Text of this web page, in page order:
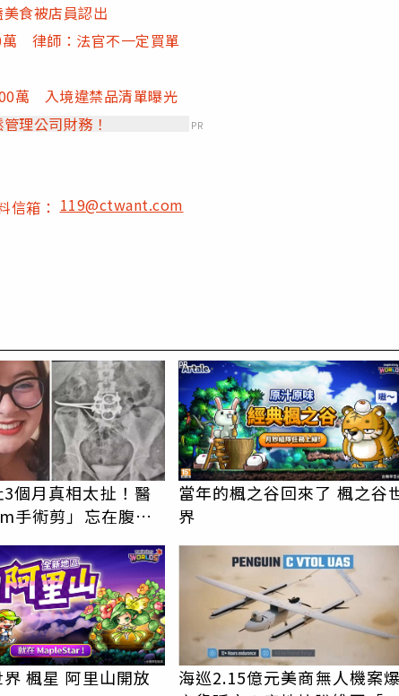
食被店員認出
萬 律師：法官不一定買單
萬 入境違禁品清單曝光
理公司財務！
PR
信箱：119@ctwant.com
個月真相太扯！醫
手術剪」忘在腹
當年的楓之谷回來了 楓之谷
界
PR
楓星 阿里山開放
海巡2.15億元美商無人機案